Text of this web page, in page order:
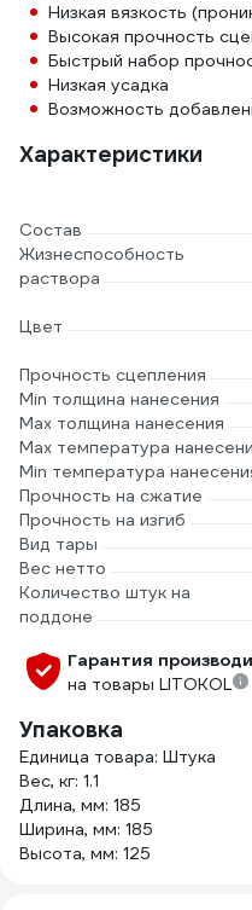
Низкая вязкость
Высокая прочность
Быстрый набор
Низкая усадка
Возможность
Характеристики
Состав
Жизнеспособность
раствора
Цвет
Прочность сцепления
Min толщина нанесения
Max толщина нанесения
Max температура
Min температура
Прочность на сжатие
Прочность на изгиб
Вид тары
Вес нетто
Количество штук на
поддоне
Гарантия
на товары LITOKOL
Упаковка
Единица товара: Штука
Вес, кг: 1.1
Длина, мм: 185
Ширина, мм: 185
Высота, мм: 125